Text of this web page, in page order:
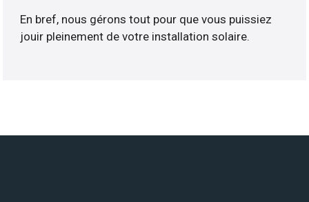
En bref, nous gérons tout pour que vous puissiez
jouir pleinement de votre installation solaire.